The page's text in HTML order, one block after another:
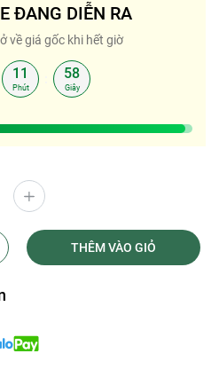
ĐANG DIỄN RA
về giá gốc khi hết giờ
11
Phút
58
Giây
THÊM VÀO GIỎ